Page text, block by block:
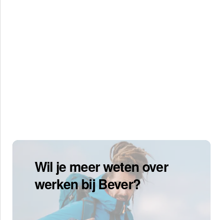
Wil je meer weten over
werken bij Bever?